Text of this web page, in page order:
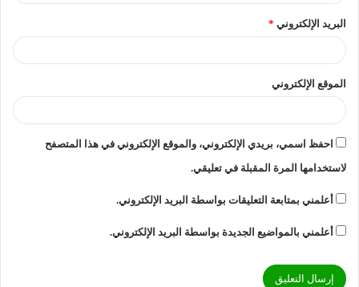
البريد الإلكتروني *
الموقع الإلكتروني
احفظ اسمي، بريدي الإلكتروني، والموقع الإلكتروني في هذا المتصفح
لاستخدامها المرة المقبلة في تعليقي.
أعلمني بمتابعة التعليقات بواسطة البريد الإلكتروني.
أعلمني بالمواضيع الجديدة بواسطة البريد الإلكتروني.